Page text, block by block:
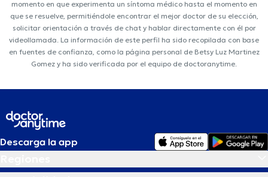
momento en que experimenta un síntoma médico hasta el momento en
que se resuelve, permitiéndole encontrar el mejor doctor de su elección,
solicitar orientación a través de chat y hablar directamente con él por
videollamada. La información de este perfil ha sido recopilada con base
en fuentes de confianza, como la página personal de Betsy Luz Martinez
Gomez y ha sido verificada por el equipo de doctoranytime.
Descarga la app